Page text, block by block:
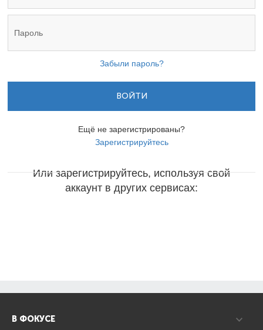
Забыли пароль?
ВОЙТИ
Ещё не зарегистрированы?
Зарегистрируйтесь
Или зарегистрируйтесь, используя свой
аккаунт в других сервисах:
В ФОКУСЕ